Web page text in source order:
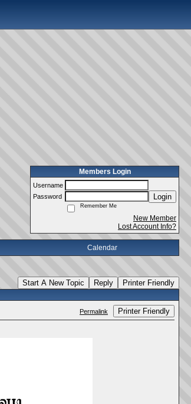
Members Login
Username
Password
Login
Remember Me
New Member
Lost Account Info?
Calendar
Start A New Topic Reply Printer Friendly
Permalink Printer Friendly